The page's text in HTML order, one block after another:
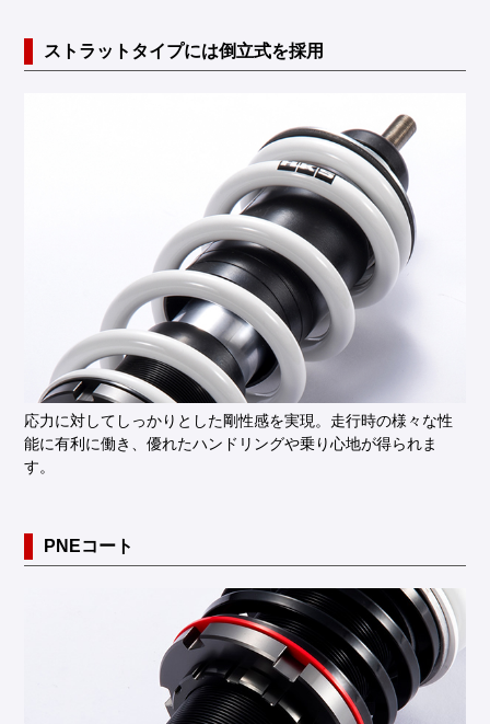
ストラットタイプには倒立式を採用
応力に対してしっかりとした剛性感を実現。走行時の様々な性
能に有利に働き、優れたハンドリングや乗り心地が得られま
す。
PNEコート